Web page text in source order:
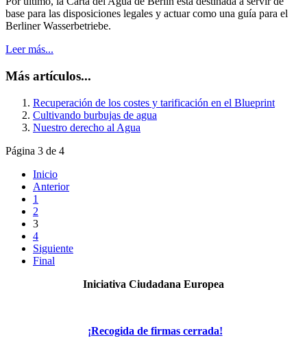
base para las disposiciones legales y actuar como una guía para el
Berliner Wasserbetriebe.
Leer más...
Más artículos...
Recuperación de los costes y tarificación en el Blueprint
Cultivando burbujas de agua
Nuestro derecho al Agua
Página 3 de 4
Inicio
Anterior
1
2
3
4
Siguiente
Final
Iniciativa Ciudadana Europea
¡Recogida de firmas cerrada!